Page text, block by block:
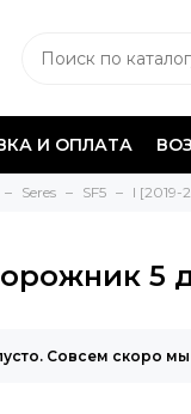
И ОПЛАТА
Seres SF5 I [2019-
5
Совсем скоро